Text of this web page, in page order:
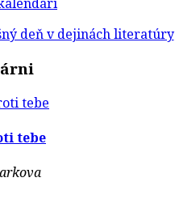
deň v dejinách literatúry
tebe